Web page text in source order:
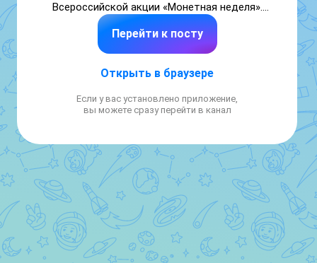
Всероссийской акции «Монетная неделя».
В регионе «неделя» пройдет в 44
отделениях 10 банков, расположенных в
Гаврилов-Яме, Данилове, Любиме, Мышкине,
Ростове Великом, Рыбинске, Тутаеве,
и региональных торговых сетях, список и
сайте выбрать подходящее отделение
банка, участвующее в акции, и обратиться
туда с паспортом. К обмену принимаются
все российские монеты, выпущенные с 1997
года в любом количестве. Перед обменом
мелочь необходимо рассортировать по
номиналам.
«Мелкая разменная монета жизненно
Перейти к посту
Открыть в браузере
Если у вас установлено приложение,
вы можете сразу перейти в канал